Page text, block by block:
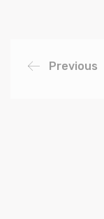
Previous